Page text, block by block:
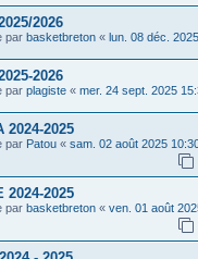
2026
par basketbreton « lun. 08 déc.
2026
par plagiste « mer. 24 sept. 2025
2024-2025
par Patou « sam. 02 août 2025
2024-2025
par basketbreton « ven. 01 août